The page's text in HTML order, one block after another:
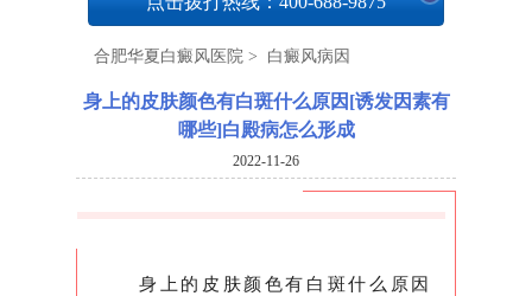
合肥华夏白癜风医院 > 白癜风病因
身上的皮肤颜色有白斑什么原因[诱发因素有
哪些]白殿病怎么形成
2022-11-26
身上的皮肤颜色有白斑什么原因